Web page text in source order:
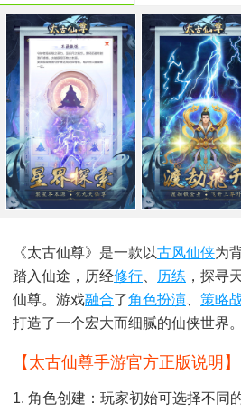
《太古仙尊》是一款以古风仙侠为
踏入仙途，历经修行 历练 ，探寻
仙尊。游戏融合了角色扮演 策略
打造了一个宏大而细腻的仙侠世界。
【太古仙尊手游官方正版说明】
1. 角色创建：玩家初始可选择不同